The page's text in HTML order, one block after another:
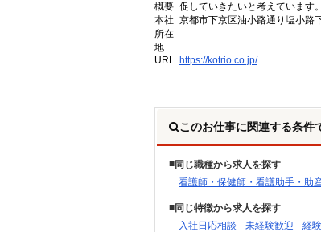
概要 促していきたいと考えていま
本社
所在
地
京都市下京区油小路通り塩小
URL https://kotrio.co.jp/
このお仕事に関連する条件
同じ職種から求人を探す
看護師・保健師・看護助手・助
同じ特徴から求人を探す
入社日応相談
未経験歓迎 経